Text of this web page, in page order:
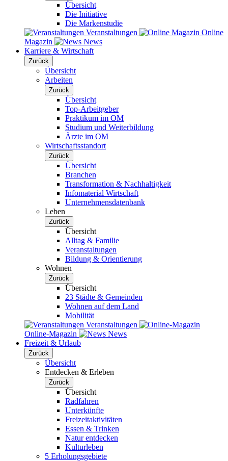
Übersicht
Die Initiative
Die Markenstudie
Veranstaltungen
Online
Magazin
News
Karriere & Wirtschaft
Zurück
Übersicht
Arbeiten
Zurück
Übersicht
Top-Arbeitgeber
Praktikum im OM
Studium und Weiterbildung
Ärzte im OM
Wirtschaftsstandort
Zurück
Übersicht
Branchen
Transformation & Nachhaltigkeit
Infomaterial Wirtschaft
Unternehmensdatenbank
Leben
Zurück
Übersicht
Alltag & Familie
Veranstaltungen
Bildung & Orientierung
Wohnen
Zurück
Übersicht
23 Städte & Gemeinden
Wohnen auf dem Land
Mobilität
Veranstaltungen
Online-Magazin
News
Freizeit & Urlaub
Zurück
Übersicht
Entdecken & Erleben
Zurück
Übersicht
Radfahren
Unterkünfte
Freizeitaktivitäten
Essen & Trinken
Natur entdecken
Kulturleben
5 Erholungsgebiete